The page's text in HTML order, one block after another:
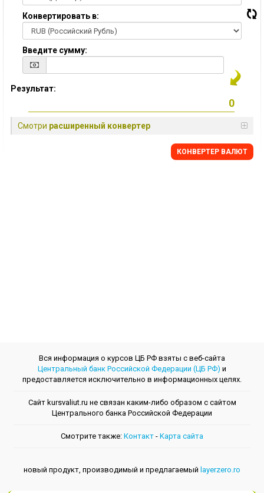
Конвертировать в:
Введите сумму:
Результат:
Смотри расширенный конвертер
КОНВЕРТЕР ВАЛЮТ
Вся информация о курсов ЦБ РФ взяты с веб-сайта
Центральный банк Российской Федерации (ЦБ РФ) и
предоставляется исключительно в информационных целях.
Сайт kursvaliut.ru не связан каким-либо образом с сайтом
Центрального банкa Российской Федерации
Смотрите также: Контакт - Kарта сайта
новый продукт, производимый и предлагаемый layerzero.ro